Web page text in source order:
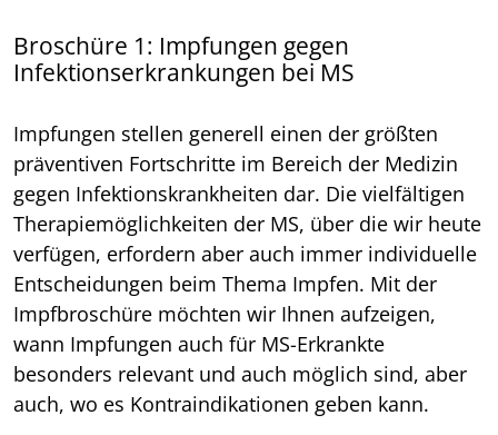
Broschüre 1: Impfungen gegen
Infektionserkrankungen bei MS
Impfungen stellen generell einen der größten
präventiven Fortschritte im Bereich der Medizin
gegen Infektionskrankheiten dar. Die vielfältigen
Therapiemöglichkeiten der MS, über die wir heute
verfügen, erfordern aber auch immer individuelle
Entscheidungen beim Thema Impfen. Mit der
Impfbroschüre möchten wir Ihnen aufzeigen,
wann Impfungen auch für MS-Erkrankte
besonders relevant und auch möglich sind, aber
auch, wo es Kontraindikationen geben kann.